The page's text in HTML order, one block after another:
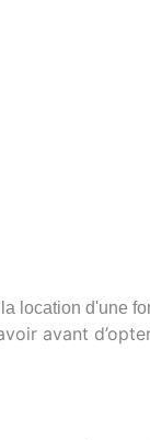
location d'une
avant